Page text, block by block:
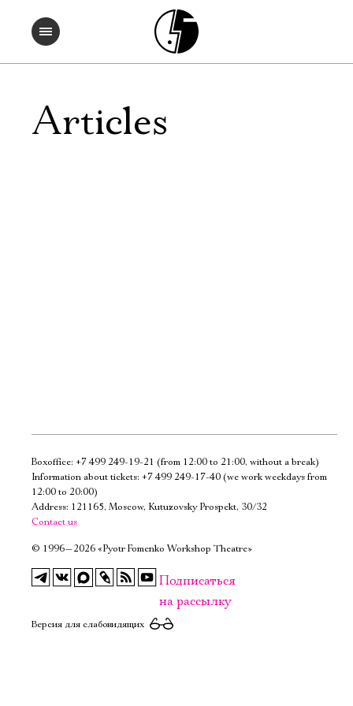
Articles
Boxoffice: +7 499 249-19-21 (from 12:00 to 21:00, without a break)
Information about tickets: +7 499 249-17-40 (we work weekdays from
12:00 to 20:00)
Address: 121165, Moscow, Kutuzovsky Prospekt, 30/32
Contact us
© 1996—2026 «Pyotr Fomenko Workshop Theatre»
Подписаться
на рассылку
Версия для слабовидящих
Электропочта
Ознакомиться